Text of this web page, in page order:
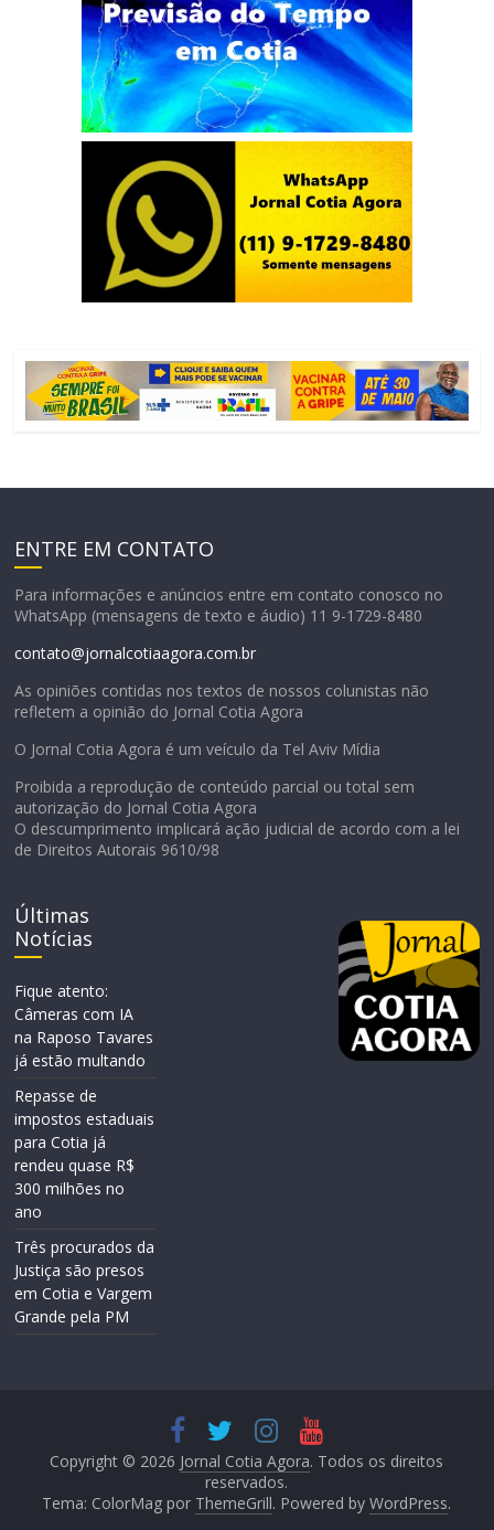
ENTRE EM CONTATO
Para informações e anúncios entre em contato conosco no
WhatsApp (mensagens de texto e áudio) 11 9-1729-8480
contato@jornalcotiaagora.com.br
As opiniões contidas nos textos de nossos colunistas não
refletem a opinião do Jornal Cotia Agora
O Jornal Cotia Agora é um veículo da Tel Aviv Mídia
Proibida a reprodução de conteúdo parcial ou total sem
autorização do Jornal Cotia Agora
O descumprimento implicará ação judicial de acordo com a lei
de Direitos Autorais 9610/98
Últimas
Notícias
Fique atento:
Câmeras com IA
na Raposo Tavares
já estão multando
Repasse de
impostos estaduais
para Cotia já
rendeu quase R$
300 milhões no
ano
Três procurados da
Justiça são presos
em Cotia e Vargem
Grande pela PM
Copyright © 2026 Jornal Cotia Agora. Todos os direitos
reservados.
Tema: ColorMag por ThemeGrill. Powered byWordPress.